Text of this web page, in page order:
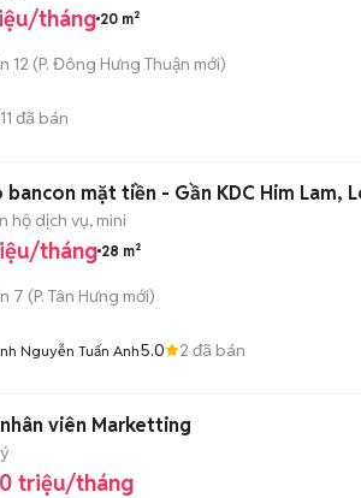
tháng 20 m²
12 (P. Đông Hưng Thuận mới)
11 đã bán
bancon mặt tiền - Gần KDC Him Lam,
hộ dịch vụ, mini
tháng 28 m²
7 (P. Tân Hưng mới)
Nguyễn Tuấn Anh5.0 2 đã bán
viên Marketting
triệu/tháng